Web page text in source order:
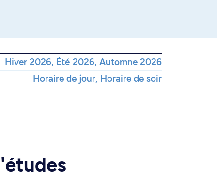
Hiver 2026, Été 2026, Automne 2026
Horaire de jour, Horaire de soir